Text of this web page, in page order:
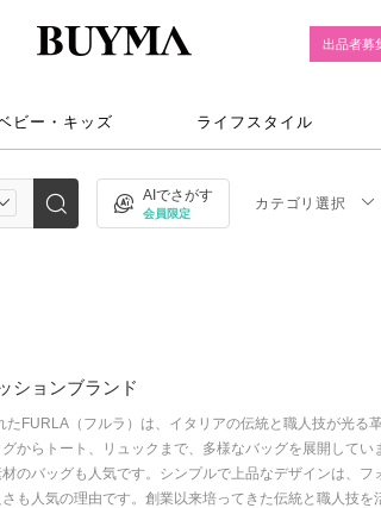
出品者募
ビー・キッズ ライフスタイル
AIでさがす
会員限定
カテゴリ選択
ションブランド
FURLA（フルラ）は、イタリアの伝統と職人技が光る
からトート、リュックまで、多様なバッグを展開して
のバッグも人気です。シンプルで上品なデザインは、
も人気の理由です。創業以来培ってきた伝統と職人技